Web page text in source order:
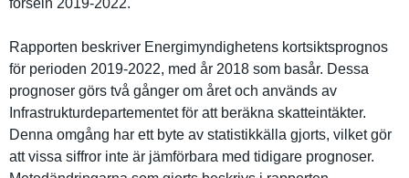
förseln 2019-2022.
Rapporten beskriver Energimynd­ighetens kortsiktsp­rognos
för perioden 2019-2022, med år 2018 som basår. Dessa
prognoser görs två gånger om året och används av
Infrastruk­turdeparte­mentet för att beräkna skatteintä­kter.
Denna omgång har ett byte av statistikk­älla gjorts, vilket gör
att vissa siffror inte är jämförbara med tidigare prognoser.